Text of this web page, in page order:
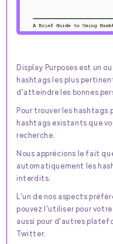
Display Purposes est un
hashtags les plus
d'atteindre les bonnes
Pour trouver les
hashtags existants que
recherche.
Nous apprécions le fait
automatiquement les
interdits.
L'un de nos aspects
pouvez l'utiliser pour
aussi pour d'autres
Twitter.